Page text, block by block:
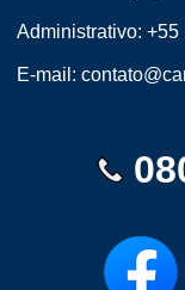
Administrativo:+55
E-mail: